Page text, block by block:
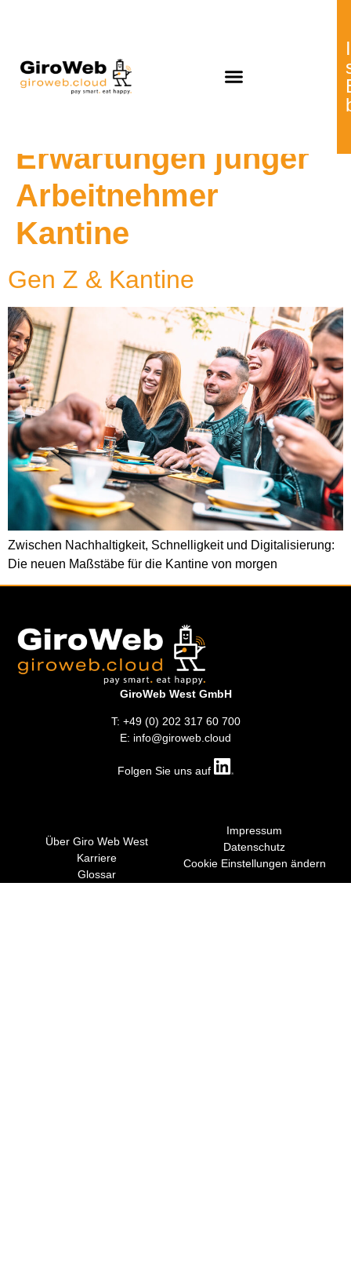
Erwartungen junger
Arbeitnehmer
Kantine
Gen Z & Kantine
Zwischen Nachhaltigkeit, Schnelligkeit und Digitalisierung:
Die neuen Maßstäbe für die Kantine von morgen
GiroWeb West GmbH
T: +49 (0) 202 317 60 700
E: info@giroweb.cloud
Folgen Sie uns auf
Über Giro Web West
Karriere
Glossar
Impressum
Datenschutz
Cookie Einstellungen ändern